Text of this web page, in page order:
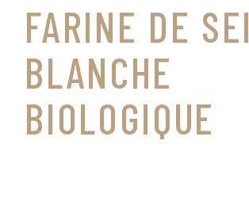
FARINE DE
BLANCHE
BIOLOGIQUE